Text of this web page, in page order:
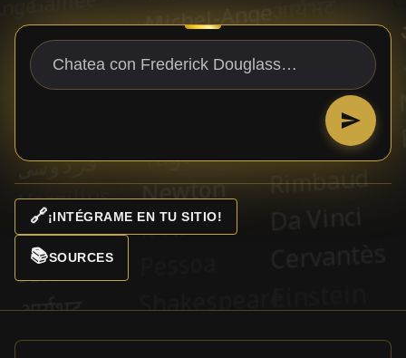
🔗¡INTÉGRAME EN TU SITIO!
📚SOURCES